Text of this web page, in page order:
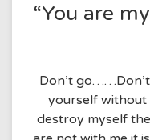
“You are
Don’t
yourself without
destroy myself